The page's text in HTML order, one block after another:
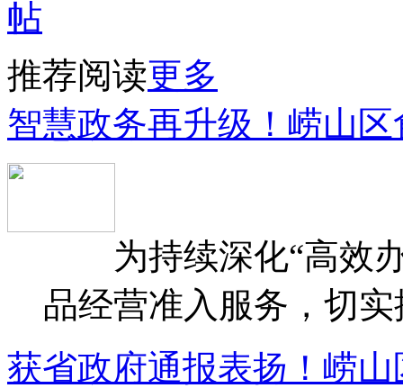
推荐阅读更多
智慧政务再升级！崂山
为持续深化“高效办
品经营准入服务，切
获省政府通报表扬！崂